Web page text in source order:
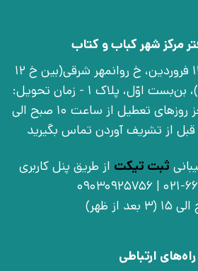
مرکز شهر کباب و کتاب
تهران، خ انقلاب، خ 12 فروردین، خ روانمهر شرقی(بین خ 12
فروردین و خ فخر رازی)، بن‌بست اوّل، پلاک 1 - زمان تحویل:
شنبه تا چهارشنبه به جز روزهای تعطیل از ساعت 10 صبح الی
ثبت تیکت از طریق پنل کاربری
راه‌های ارتباطی